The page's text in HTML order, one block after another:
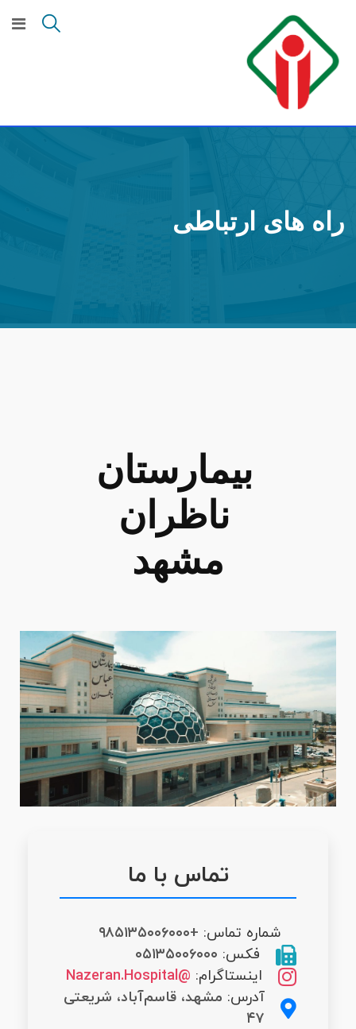
راه های ارتباطی
بیمارستان
ناظران
مشهد
تماس با ما
شماره تماس: +۹۸۵۱۳۵۰۰۶۰۰۰
فکس: ۰۵۱۳۵۰۰۶۰۰۰
اینستاگرام: @Nazeran.Hospital
آدرس: مشهد، قاسم‌آباد، شریعتی
۴۷